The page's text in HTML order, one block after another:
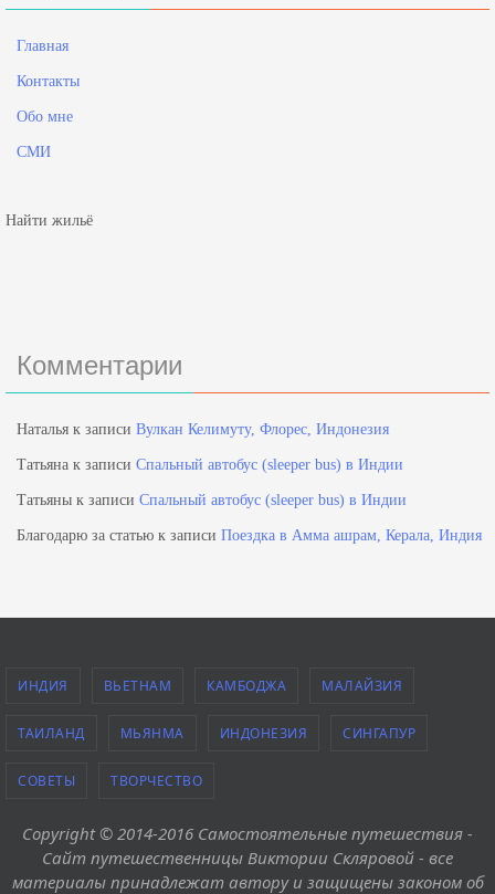
Главная
Контакты
Обо мне
СМИ
Найти жильё
Комментарии
Наталья к записи Вулкан Келимуту, Флорес, Индонезия
Татьяна к записи Спальный автобус (sleeper bus) в Индии
Татьяны к записи Спальный автобус (sleeper bus) в Индии
Благодарю за статью к записи Поездка в Амма ашрам, Керала, Индия
ИНДИЯ ВЬЕТНАМ КАМБОДЖА МАЛАЙЗИЯ
ТАИЛАНД МЬЯНМА ИНДОНЕЗИЯ СИНГАПУР
СОВЕТЫ ТВОРЧЕСТВО
Copyright © 2014-2016 Самостоятельные путешествия -
Сайт путешественницы Виктории Скляровой - все
материалы принадлежат автору и защищены законом об